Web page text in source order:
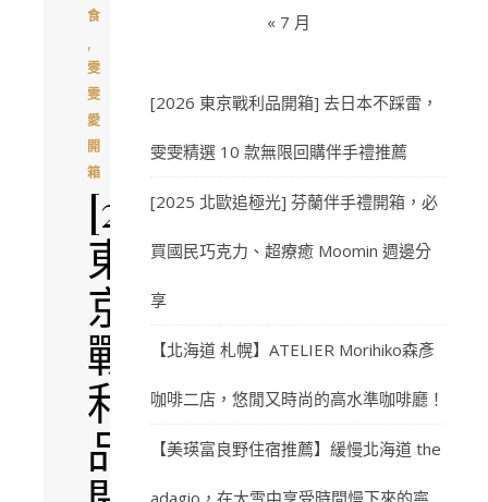
食
,
雯
雯
愛
開
箱
[2026
東
京
戰
利
品
« 7 月
[2026 東京戰利品開箱] 去日本不踩雷，
雯雯精選 10 款無限回購伴手禮推薦
[2025 北歐追極光] 芬蘭伴手禮開箱，必
買國民巧克力、超療癒 Moomin 週邊分
享
【北海道 札幌】ATELIER Morihiko森彥
咖啡二店，悠閒又時尚的高水準咖啡廳！
【美瑛富良野住宿推薦】緩慢北海道 the
adagio，在大雪中享受時間慢下來的寧